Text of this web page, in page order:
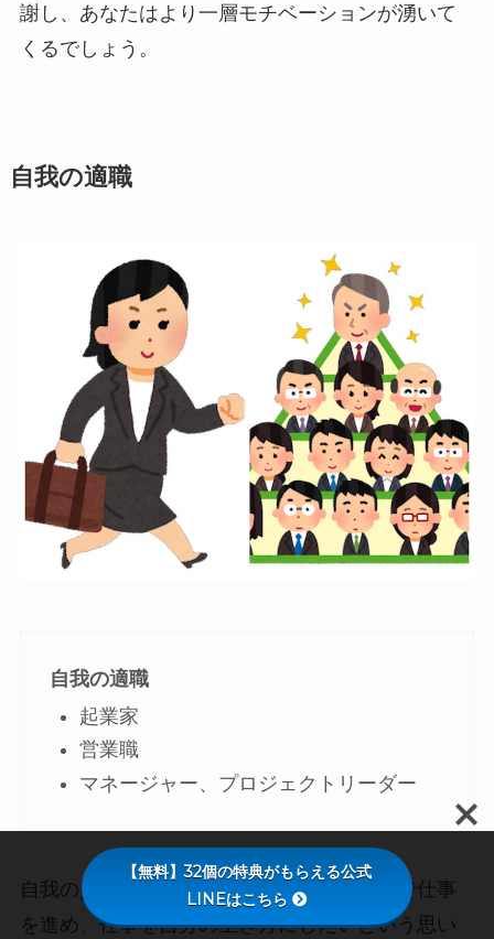
謝し、あなたはより一層モチベーションが湧いて
くるでしょう。
自我の適職
自我の適職
起業家
営業職
マネージャー、プロジェクトリーダー
自我の資質を持つ人は、自分なりのやり方で仕事
を進め、仕事を自分の生き方にしたいという思い
【無料】32個の特典がもらえる公式
LINEはこちら